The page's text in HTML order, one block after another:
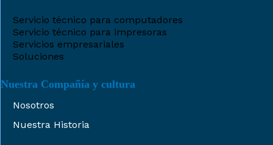
Servicio técnico para computadores
Servicio técnico para impresoras
Servicios empresariales
Soluciones
Nuestra Compañía y cultura
Nosotros
Nuestra Historia